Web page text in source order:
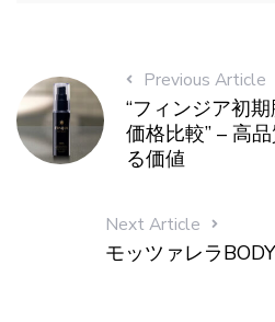
Previous Article
“フィンジア初
価格比較” – 高
る価値
Next Article
モッツァレラ